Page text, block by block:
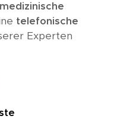
telefonische
Experten